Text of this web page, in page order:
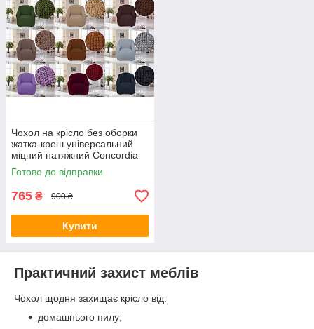
Чохол на крісло без оборки
жатка-креш універсальний
міцний натяжний Concordia
Venera Туреччина
Готово до відправки
765 ₴ 900 ₴
Купити
Практичний захист меблів
Чохол щодня захищає крісло від:
домашнього пилу;